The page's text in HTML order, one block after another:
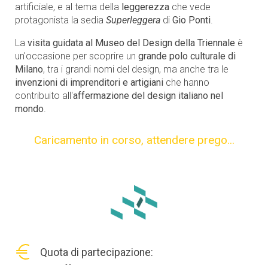
artificiale, e al tema della leggerezza che vede
protagonista la sedia Superleggera di Gio Ponti
La visita guidata al Museo del Design della Triennale è
un'occasione per scoprire un grande polo culturale di
Milano, tra i grandi nomi del design, ma anche tra le
invenzioni di imprenditori e artigiani che hanno
contribuito all'affermazione del design italiano nel
mondo
Caricamento in corso, attendere prego...
Quota di partecipazione: